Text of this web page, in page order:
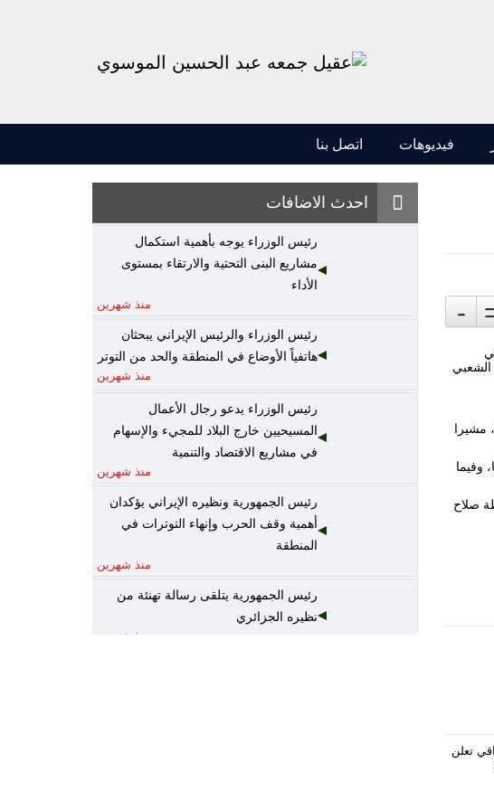
فيديوهات اتصل بنا
-
الشعبي
مشيرا
وفيما
صلاح
احدث الاضافات
رئيس الوزراء يوجه بأهمية استكمال
مشاريع البنى التحتية والارتقاء بمستوى
الأداء
منذ شهرين
رئيس الوزراء والرئيس الإيراني يبحثان
هاتفياً الأوضاع في المنطقة والحد من التوتر
منذ شهرين
رئيس الوزراء يدعو رجال الأعمال
المسيحيين خارج البلاد للمجيء والإسهام
في مشاريع الاقتصاد والتنمية
منذ شهرين
رئيس الجمهورية ونظيره الإيراني يؤكدان
أهمية وقف الحرب وإنهاء التوترات في
المنطقة
منذ شهرين
رئيس الجمهورية يتلقى رسالة تهنئة من
نظيره الجزائري
منذ شهرين